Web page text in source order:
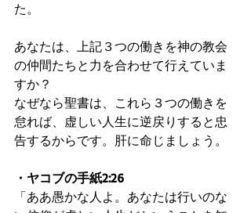
た。
あなたは、上記３つの働きを神の教会
の仲間たちと力を合わせて行えていま
すか？
なぜなら聖書は、これら３つの働きを
怠れば、虚しい人生に逆戻りすると忠
告するからです。肝に命じましょう。
・ヤコブの手紙2:26
「ああ愚かな人よ。あなたは行いのな